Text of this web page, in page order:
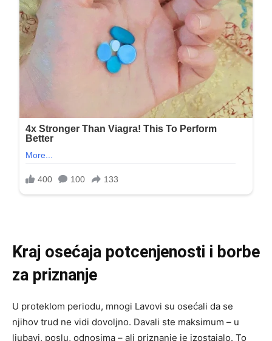
Kraj osećaja potcenjenosti i borbe
za priznanje
U proteklom periodu, mnogi Lavovi su osećali da se
njihov trud ne vidi dovoljno. Davali ste maksimum – u
ljubavi, poslu, odnosima – ali priznanje je izostajalo. To